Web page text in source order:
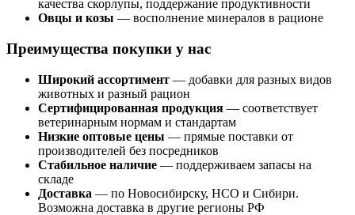
качества скорлупы, поддержание продуктивности
Овцы и козы — восполнение минералов в рационе
Преимущества покупки у нас
Широкий ассортимент — добавки для разных видов
животных и разный рацион
Сертифицированная продукция — соответствует
ветеринарным нормам и стандартам
Низкие оптовые цены — прямые поставки от
производителей без посредников
Стабильное наличие — поддерживаем запасы на
складе
Доставка — по Новосибирску, НСО и Сибири.
Возможна доставка в другие регионы РФ